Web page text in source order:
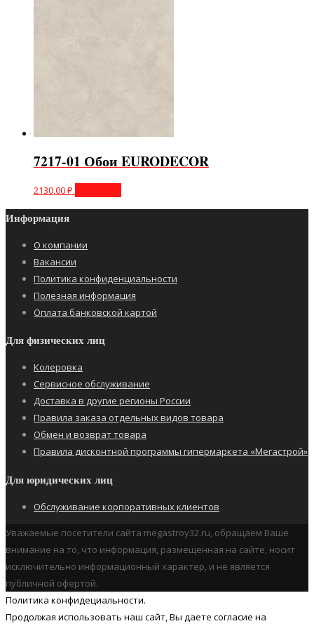
7217-01 Обои EURODECOR
2130,00₽
Информация
О компании
Вакансии
Политика конфиденциальности
Полезная информация
Оплата банковской картой
Для физических лиц
Колеровка
Сервисное обслуживание
Доставка в другие регионы России
Правила заказа отдельных видов товара
Обмен и возврат товара
Правила дисконтной программы гипермаркета «Мегастрой»
Для юридических лиц
Обслуживание корпоративных клиентов
Уважаемые посетители сайта megastroy32.ru, обращаем Ваше
внимание на то, что информация, размещенная на сайте, носит
исключительно информационный характер, и не является
публичной офертой.
Политика конфидециальности.
Продолжая использовать наш cайт, Вы даете согласие на